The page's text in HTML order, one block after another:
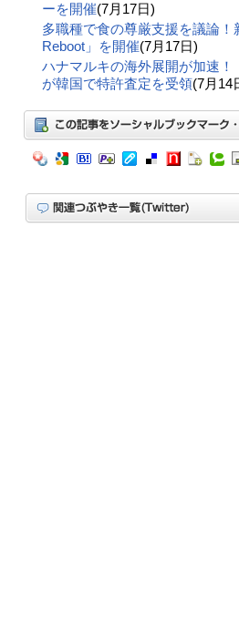
ーを開催(7月17日)
多職種で食の尊厳支援を議論
Reboot」を開催(7月17日)
ハナマルキの海外展開が加速！
が韓国で特許査定を受領(7月14